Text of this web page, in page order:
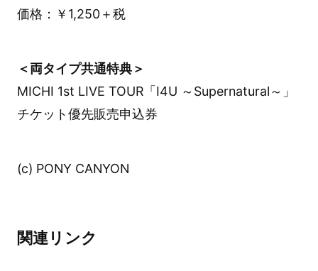
価格：￥1,250＋税
＜両タイプ共通特典＞
MICHI 1st LIVE TOUR「I4U ～Supernatural～」
チケット優先販売申込券
(c) PONY CANYON
関連リンク